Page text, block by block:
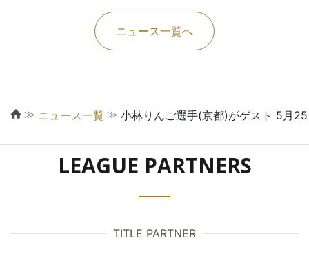
ニュース一覧へ
≫ ニュース一覧 ≫ 小林りんご選手(京都)がゲスト 5月
LEAGUE PARTNERS
TITLE PARTNER